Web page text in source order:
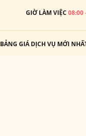
GIỜ LÀM VIỆC 08:00
BẢNG GIÁ DỊCH VỤ MỚI